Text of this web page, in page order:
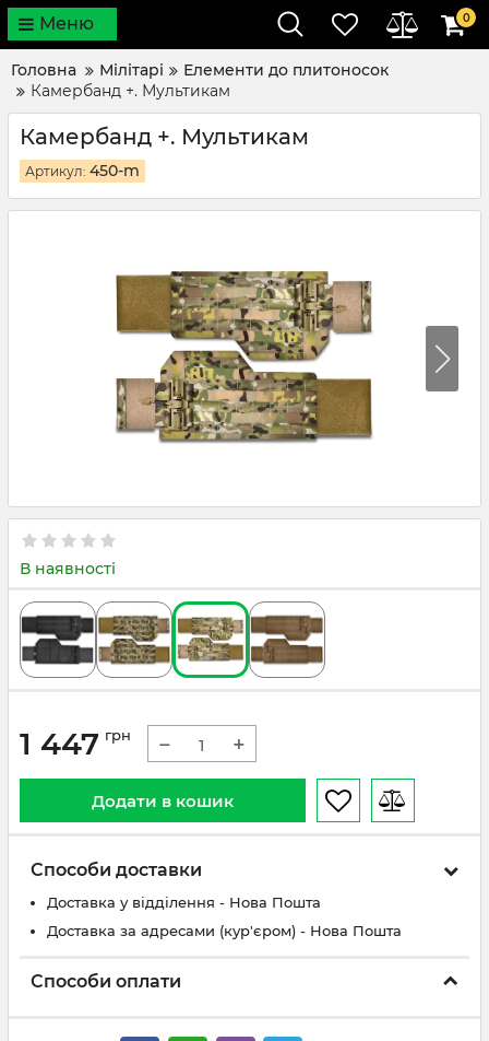
Меню 0
Головна Мілітарі
Елементи до плитоносок
Камербанд +. Мультикам
Камербанд +. Мультикам
Артикул: 450-m
В наявності
1 447 грн − +
Додати в кошик
Способи доставки
Доставка у відділення - Нова Пошта
Доставка за адресами (кур'єром) - Нова Пошта
Способи оплати